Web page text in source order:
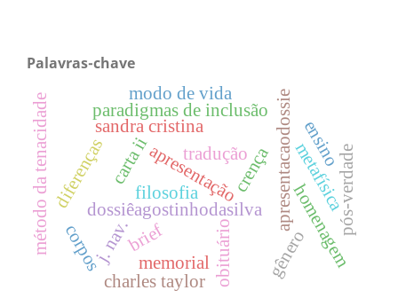
Palavras-chave
apresentação
dossiêagostinhodasilva apresentacaodossie
tradução
brief
j. nav.
carta ii
sandra cristina
obituário homenagem
memorial
diferenças
corpos
paradigmas de inclusão
filosofia metafísica
modo de vida
pós-verdade
crença
método da tenacidade gênero
ensino
charles taylor